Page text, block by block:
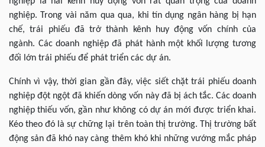
nghiệp. Trong vài năm qua qua, khi tín dụng ngân hàng bị hạn
chế, trái phiếu đã trở thành kênh huy động vốn chính của
ngành. Các doanh nghiệp đã phát hành một khối lượng tương
đối lớn trái phiếu để phát triển các dự án.
Chính vì vậy, thời gian gần đây, việc siết chặt trái phiếu doanh
nghiệp đột ngột đã khiến dòng vốn này đã bị ách tắc. Các doanh
nghiệp thiếu vốn, gần như không có dự án mới được triển khai.
Kéo theo đó là sự chững lại trên toàn thị trường. Thị trường bất
động sản đã khó nay càng thêm khó khi những vướng mắc pháp